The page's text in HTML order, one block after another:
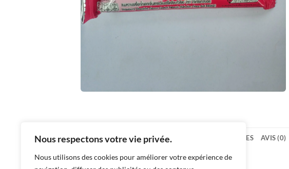
Nous respectons votre vie privée.
Nous utilisons des cookies pour améliorer votre expérience de
DESCRIPTION INFORMATIONS COMPLÉMENTAIRES AVIS (0)
Cacahuètes enrobées de chocolats fraise.